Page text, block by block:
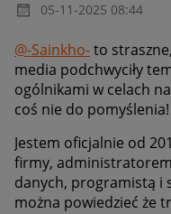
‎05-11-2025 08:44
@-Sainkho-to
media podchwyciły
ogólnikami w celach
coś nie do pomyślenia!
Jestem oficjalnie od
firmy,
danych, programistą i
można powiedzieć że